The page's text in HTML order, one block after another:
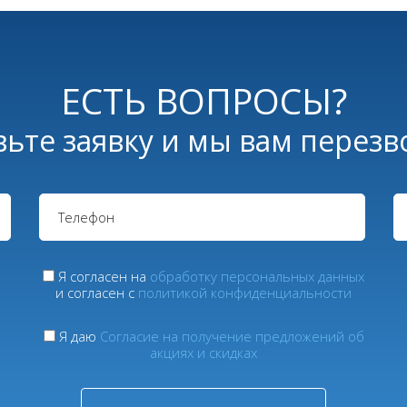
ЕСТЬ ВОПРОСЫ?
заявку и мы вам
Я согласен на обработку персональных данных
и согласен с политикой конфиденциальности
Я даю Согласие на получение предложений об
акциях и скидках